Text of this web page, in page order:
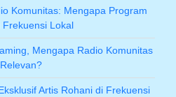
Komunitas: Mengapa Program
Frekuensi Lokal
Mengapa Radio Komunitas
Artis Rohani di Frekuensi